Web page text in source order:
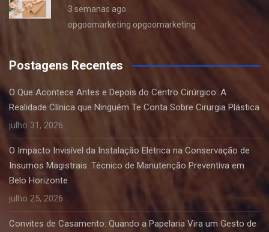
3 semanas ago
opgoomarketing opgoomarketing
Postagens Recentes
O Que Acontece Antes e Depois do Centro Cirúrgico: A
Realidade Clínica que Ninguém Te Conta Sobre Cirurgia Plástica
julho 31, 2026
O Impacto Invisível da Instalação Elétrica na Conservação de
Insumos Magistrais: Técnico de Manutenção Preventiva em
Belo Horizonte
julho 25, 2026
Convites de Casamento: Quando a Papelaria Vira um Gesto de